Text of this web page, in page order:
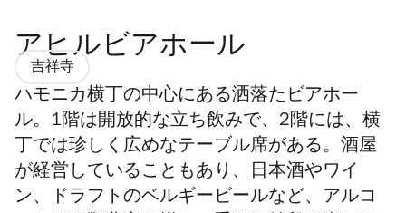
アヒルビアホール
吉祥寺
ハモニカ横丁の中心にある洒落たビアホー
ル。1階は開放的な立ち飲みで、2階には、横
丁では珍しく広めなテーブル席がある。酒屋
が経営していることもあり、日本酒やワイ
ン、ドラフトのベルギービールなど、アルコ